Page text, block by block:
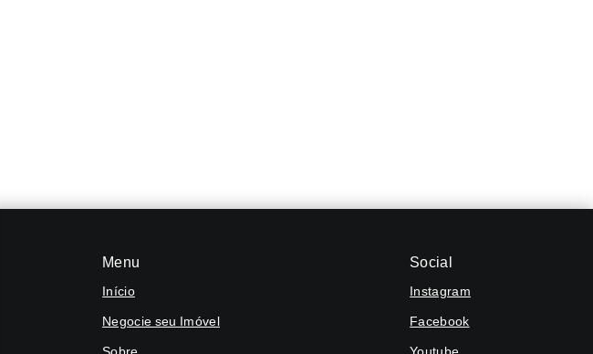
Menu
Início
Negocie seu Imóvel
Sobre
Social
Instagram
Facebook
Youtube